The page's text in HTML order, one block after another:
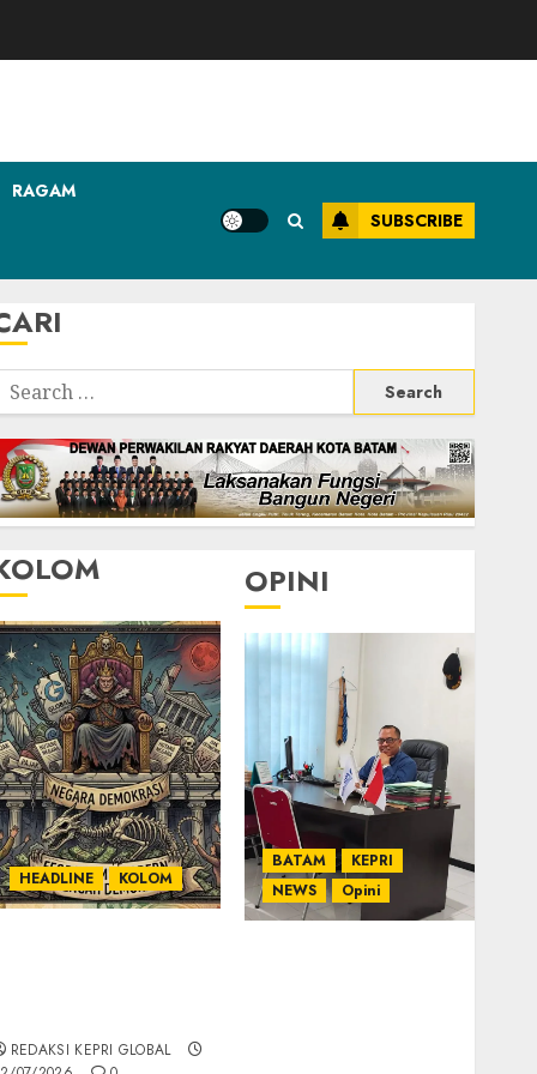
RAGAM
SUBSCRIBE
Search
HEADLINE KOLOM
REDAKSI KEPRI GLOBAL
OPINI
BATAM
KEPRI
NEWS
Opini